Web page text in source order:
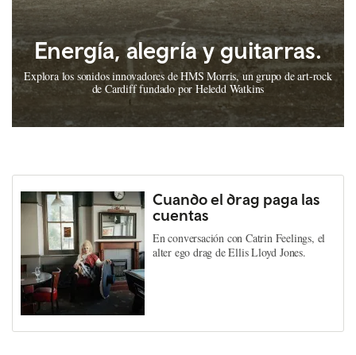
Energía, alegría y guitarras.
Explora los sonidos innovadores de HMS Morris, un grupo de art-rock
de Cardiff fundado por Heledd Watkins
Cuando el drag paga las
cuentas
En conversación con Catrin Feelings, el
alter ego drag de Ellis Lloyd Jones.